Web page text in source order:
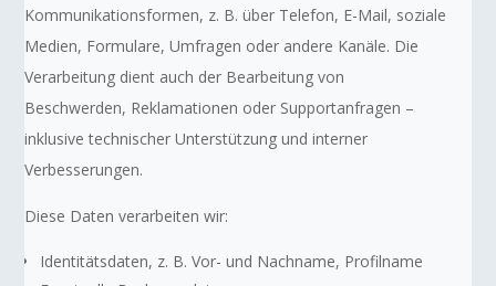
Kommunikationsformen, z. B. über Telefon, E-Mail, soziale
Medien, Formulare, Umfragen oder andere Kanäle. Die
Verarbeitung dient auch der Bearbeitung von
Beschwerden, Reklamationen oder Supportanfragen –
inklusive technischer Unterstützung und interner
Verbesserungen.
Diese Daten verarbeiten wir:
Identitätsdaten, z. B. Vor- und Nachname, Profilname